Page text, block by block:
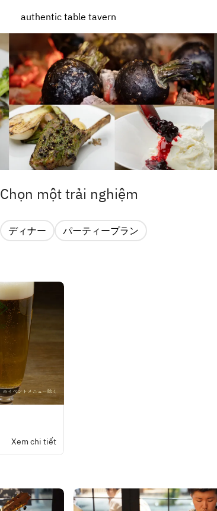
authentic table tavern
Chọn một trải nghiệm
ディナー パーティープラン
Xem chi tiết